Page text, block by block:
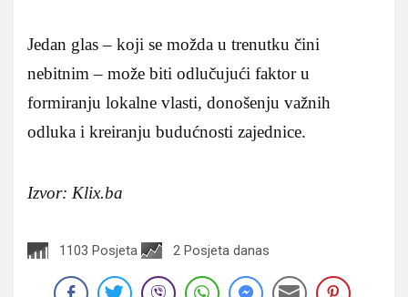
Jedan glas – koji se možda u trenutku čini
nebitnim – može biti odlučujući faktor u
formiranju lokalne vlasti, donošenju važnih
odluka i kreiranju budućnosti zajednice.
Izvor: Klix.ba
1103 Posjeta 2 Posjeta danas